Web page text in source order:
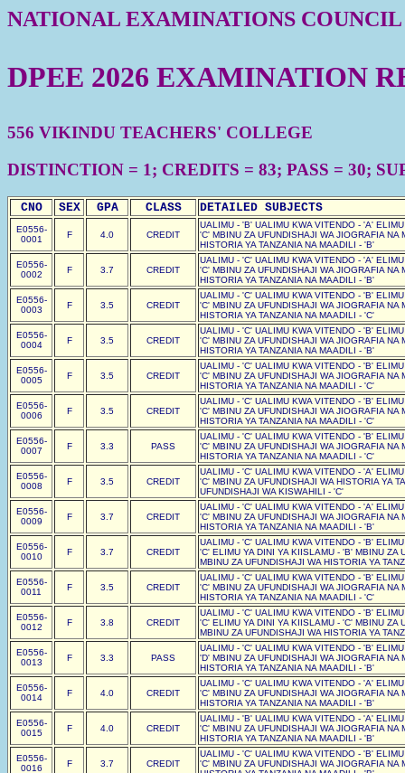
NATIONAL EXAMINATIONS
DPEE 2026 EXAMINATION
556 VIKINDU TEACHERS' COLLEGE
DISTINCTION = 1; CREDITS = 83; PASS = 30;
CNO SEX GPA CLASS DETAILED SUBJECTS
E0556-
0001
F 4.0 CREDIT
UALIMU - 'B' UALIMU KWA VITENDO - 'A'
'C' MBINU ZA UFUNDISHAJI WA JIOGRAFIA NA
HISTORIA YA TANZANIA NA MAADILI - 'B'
E0556-
0002
F 3.7 CREDIT
UALIMU - 'C' UALIMU KWA VITENDO - 'A'
'C' MBINU ZA UFUNDISHAJI WA JIOGRAFIA NA
HISTORIA YA TANZANIA NA MAADILI - 'B'
E0556-
0003
F 3.5 CREDIT
UALIMU - 'C' UALIMU KWA VITENDO - 'B'
'C' MBINU ZA UFUNDISHAJI WA JIOGRAFIA NA
HISTORIA YA TANZANIA NA MAADILI - 'C'
E0556-
0004
F 3.5 CREDIT
UALIMU - 'C' UALIMU KWA VITENDO - 'B'
'C' MBINU ZA UFUNDISHAJI WA JIOGRAFIA NA
HISTORIA YA TANZANIA NA MAADILI - 'B'
E0556-
0005
F 3.5 CREDIT
UALIMU - 'C' UALIMU KWA VITENDO - 'B'
'C' MBINU ZA UFUNDISHAJI WA JIOGRAFIA NA
HISTORIA YA TANZANIA NA MAADILI - 'C'
E0556-
0006
F 3.5 CREDIT
UALIMU - 'C' UALIMU KWA VITENDO - 'B'
'C' MBINU ZA UFUNDISHAJI WA JIOGRAFIA NA
HISTORIA YA TANZANIA NA MAADILI - 'C'
E0556-
0007
F 3.3 PASS
UALIMU - 'C' UALIMU KWA VITENDO - 'B'
'C' MBINU ZA UFUNDISHAJI WA JIOGRAFIA NA
HISTORIA YA TANZANIA NA MAADILI - 'C'
E0556-
0008
F 3.5 CREDIT
UALIMU - 'C' UALIMU KWA VITENDO - 'A'
'C' MBINU ZA UFUNDISHAJI WA HISTORIA YA
UFUNDISHAJI WA KISWAHILI - 'C'
E0556-
0009
F 3.7 CREDIT
UALIMU - 'C' UALIMU KWA VITENDO - 'A'
'C' MBINU ZA UFUNDISHAJI WA JIOGRAFIA NA
HISTORIA YA TANZANIA NA MAADILI - 'B'
E0556-
0010
F 3.7 CREDIT
UALIMU - 'C' UALIMU KWA VITENDO - 'B'
'C' ELIMU YA DINI YA KIISLAMU - 'B' MBINU ZA
MBINU ZA UFUNDISHAJI WA HISTORIA YA
E0556-
0011
F 3.5 CREDIT
UALIMU - 'C' UALIMU KWA VITENDO - 'B'
'C' MBINU ZA UFUNDISHAJI WA JIOGRAFIA NA
HISTORIA YA TANZANIA NA MAADILI - 'C'
E0556-
0012
F 3.8 CREDIT
UALIMU - 'C' UALIMU KWA VITENDO - 'B'
'C' ELIMU YA DINI YA KIISLAMU - 'C' MBINU ZA
MBINU ZA UFUNDISHAJI WA HISTORIA YA
E0556-
0013
F 3.3 PASS
UALIMU - 'C' UALIMU KWA VITENDO - 'B'
'D' MBINU ZA UFUNDISHAJI WA JIOGRAFIA NA
HISTORIA YA TANZANIA NA MAADILI - 'B'
E0556-
0014
F 4.0 CREDIT
UALIMU - 'C' UALIMU KWA VITENDO - 'A'
'C' MBINU ZA UFUNDISHAJI WA JIOGRAFIA NA
HISTORIA YA TANZANIA NA MAADILI - 'B'
E0556-
0015
F 4.0 CREDIT
UALIMU - 'B' UALIMU KWA VITENDO - 'A'
'C' MBINU ZA UFUNDISHAJI WA JIOGRAFIA NA
HISTORIA YA TANZANIA NA MAADILI - 'B'
E0556-
0016
F 3.7 CREDIT
UALIMU - 'C' UALIMU KWA VITENDO - 'B'
'C' MBINU ZA UFUNDISHAJI WA JIOGRAFIA NA